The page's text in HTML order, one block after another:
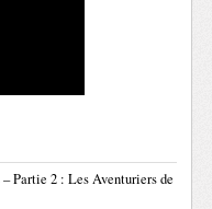
– Partie 2 : Les Aventuriers de